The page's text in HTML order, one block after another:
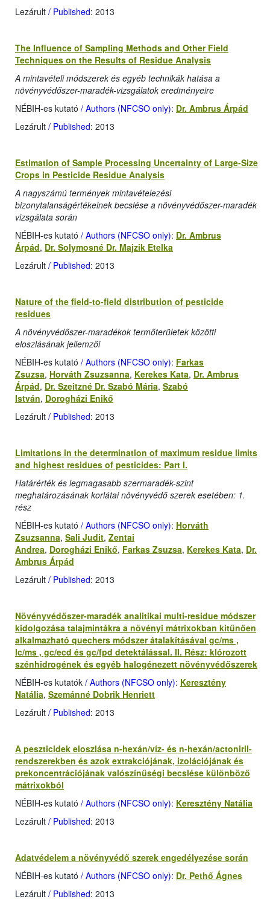
Lezárult / Published: 2013
The Influence of Sampling Methods and Other Field
Techniques on the Results of Residue Analysis
A mintavételi módszerek és egyéb technikák hatása a
növényvédőszer-maradék-vizsgálatok eredményeire
NÉBIH-es kutató / Authors (NFCSO only): Dr. Ambrus Árpád
Lezárult / Published: 2013
Estimation of Sample Processing Uncertainty of Large-Size
Crops in Pesticide Residue Analysis
A nagyszámú termények mintavételezési
bizonytalanságértékeinek becslése a növényvédőszer-maradék
vizsgálata során
NÉBIH-es kutató / Authors (NFCSO only): Dr. Ambrus
Árpád, Dr. Solymosné Dr. Majzik Etelka
Lezárult / Published: 2013
Nature of the field-to-field distribution of pesticide
residues
A növényvédőszer-maradékok termőterületek közötti
eloszlásának jellemzői
NÉBIH-es kutató / Authors (NFCSO only): Farkas
Zsuzsa, Horváth Zsuzsanna, Kerekes Kata, Dr. Ambrus
Árpád, Dr. Szeitzné Dr. Szabó Mária, Szabó
István, Dorogházi Enikő
Lezárult / Published: 2013
Limitations in the determination of maximum residue limits
and highest residues of pesticides: Part I.
Határérték és legmagasabb szermaradék-szint
meghatározásának korlátai növényvédő szerek esetében: 1.
rész
NÉBIH-es kutató / Authors (NFCSO only): Horváth
Zsuzsanna, Sali Judit, Zentai
Andrea, Dorogházi Enikő, Farkas Zsuzsa, Kerekes Kata, Dr.
Ambrus Árpád
Lezárult / Published: 2013
Növényvédőszer-maradék analitikai multi-residue módszer
kidolgozása talajmintákra a növényi mátrixokban kitűnően
alkalmazható quechers módszer átalakításával gc/ms ,
lc/ms , gc/ecd és gc/fpd detektálással. II. Rész: klórozott
szénhidrogének és egyéb halogénezett növényvédőszerek
NÉBIH-es kutatók / Authors (NFCSO only): Keresztény
Natália, Szemánné Dobrik Henriett
Lezárult / Published: 2013
A peszticidek eloszlása n-hexán/víz- és n-hexán/actoniril-
rendszerekben és azok extrakciójának, izolációjának és
prekoncentrációjának valószínűségi becslése különböző
mátrixokból
NÉBIH-es kutató / Authors (NFCSO only): Keresztény Natália
Lezárult / Published: 2013
Adatvédelem a növényvédő szerek engedélyezése során
NÉBIH-es kutató / Authors (NFCSO only): Dr. Pethő Ágnes
Lezárult / Published: 2013